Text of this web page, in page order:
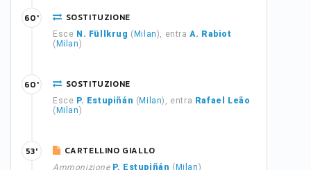
SOSTITUZIONE
Esce N. Füllkrug ( Milan), entraA. Rabiot
( Milan)
60'
SOSTITUZIONE
Esce P. Estupiñán ( Milan), entra Rafael Leão
( Milan)
60'
CARTELLINO GIALLO
Ammonizione P. Estupiñán ( Milan)
53'